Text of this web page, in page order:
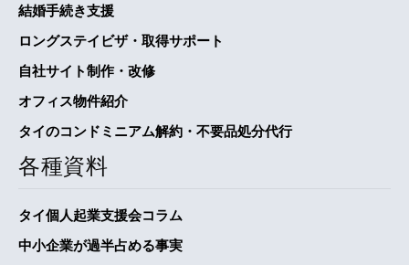
結婚手続き支援
ロングステイビザ・取得サポート
自社サイト制作・改修
オフィス物件紹介
タイのコンドミニアム解約・不要品処分代行
各種資料
タイ個人起業支援会コラム
中小企業が過半占める事実